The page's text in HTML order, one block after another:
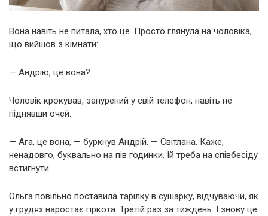
Вона навіть не питала, хто це. Просто глянула на чоловіка,
що вийшов з кімнати:
— Андрію, це вона?
Чоловік крокував, занурений у свій телефон, навіть не
піднявши очей.
— Ага, це вона, — буркнув Андрій. — Світлана. Каже,
ненадовго, буквально на пів годинки. Їй треба на співбесіду
встигнути.
Ольга повільно поставила тарілку в сушарку, відчуваючи, як
у грудях наростає гіркота. Третій раз за тиждень. І знову це